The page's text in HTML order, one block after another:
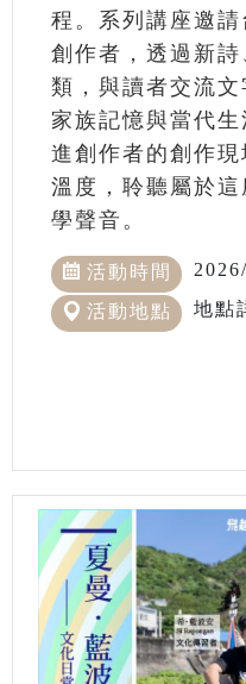
程。系列講座邀
創作者，透過新
類，與讀者交流文
家族記憶與當代
進創作者的創作
溫度，聆聽屬於
學聲音。
活動時間
活動地點 地點